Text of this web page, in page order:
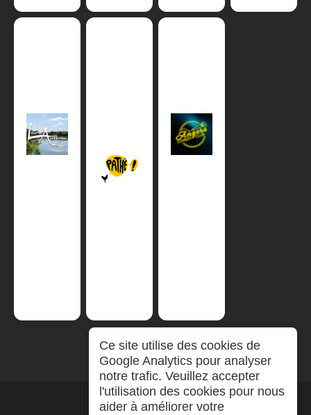
Ce site utilise des cookies de
Google Analytics pour analyser
notre trafic. Veuillez accepter
l'utilisation des cookies pour nous
aider à améliorer votre